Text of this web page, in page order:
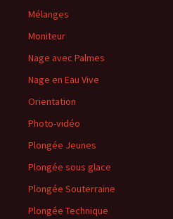
Mélanges
Moniteur
Nage avec Palmes
Nage en Eau Vive
Orientation
Photo-vidéo
Plongée Jeunes
Plongée sous glace
Plongée Souterraine
Plongée Technique